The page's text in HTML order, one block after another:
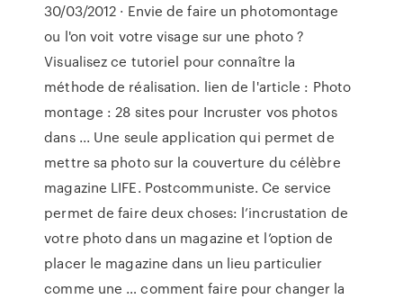
30/03/2012 · Envie de faire un photomontage
ou l'on voit votre visage sur une photo ?
Visualisez ce tutoriel pour connaître la
méthode de réalisation. lien de l'article : Photo
montage : 28 sites pour Incruster vos photos
dans ... Une seule application qui permet de
mettre sa photo sur la couverture du célèbre
magazine LIFE. Postcommuniste. Ce service
permet de faire deux choses: l’incrustation de
votre photo dans un magazine et l’option de
placer le magazine dans un lieu particulier
comme une … comment faire pour changer la